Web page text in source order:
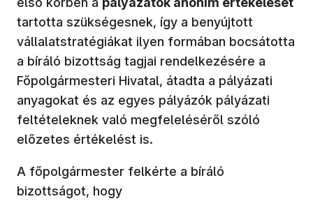
tartotta szükségesnek, így a benyújtott
vállalatstratégiákat ilyen formában bocsátotta
a bíráló bizottság tagjai rendelkezésére a
Főpolgármesteri Hivatal, átadta a pályázati
anyagokat és az egyes pályázók pályázati
feltételeknek való megfeleléséről szóló
előzetes értékelést is.
A főpolgármester felkérte a bíráló
bizottságot, hogy